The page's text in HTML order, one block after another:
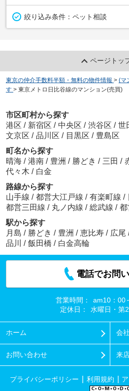
絞り込み条件： ペット相談
ページトッ
東京の仲介手数料半額・無料の物件情報 > (マ
す > 東京メトロ日比谷線のマンション(売買)
市区町村から探す
港区 / 新宿区 / 中央区 / 渋谷区 / 世
文京区 / 品川区 / 目黒区 / 豊島区
町名から探す
晴海 / 港南 / 豊洲 / 勝どき / 三田 /
代々木 / 白金
路線から探す
山手線 / 都営大江戸線 / 有楽町線 /
都営三田線 / 丸ノ内線 / 総武線 / 都
駅から探す
月島 / 勝どき / 豊洲 / 恵比寿 / 広尾
品川
/ 飯田橋 / 白金高輪
電話でお問
営業時間：
am10：00
定休日：
水曜日・第
ホーム 会
お問い合わせ 来
プライバシーポリシー 利用規約